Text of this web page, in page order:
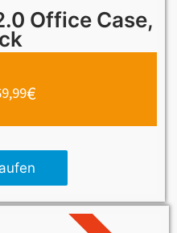
Office Case,
€